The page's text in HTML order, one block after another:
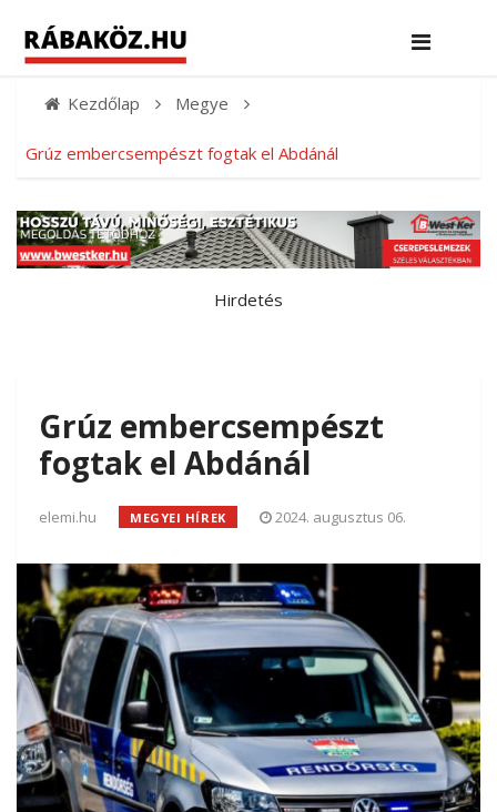
Kezdőlap Megye
Grúz embercsempészt fogtak el Abdánál
Hirdetés
Grúz embercsempészt
fogtak el Abdánál
elemi.hu MEGYEI HÍREK 2024. augusztus 06.